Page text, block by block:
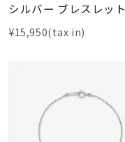
シルバー ブレスレット
¥15,950(tax in)